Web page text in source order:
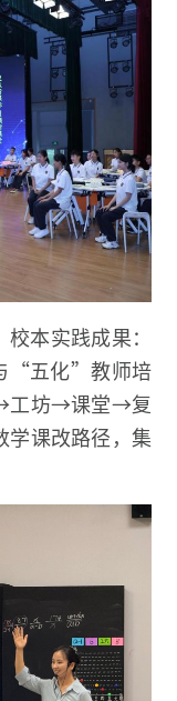
本实践成果：
“五化”教师培
工坊→课堂→复
课改路径，集